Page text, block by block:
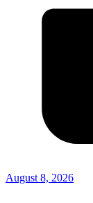
August 8, 2026